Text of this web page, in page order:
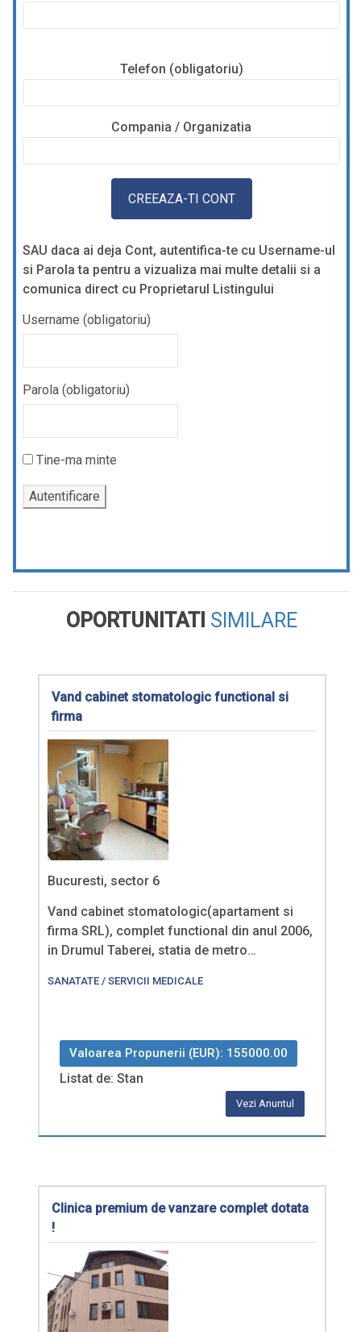
Telefon (obligatoriu)
Compania / Organizatia
SAU daca ai deja Cont, autentifica-te cu Username-ul
si Parola ta pentru a vizualiza mai multe detalii si a
comunica direct cu Proprietarul Listingului
Username (obligatoriu)
Parola (obligatoriu)
Tine-ma minte
OPORTUNITATI SIMILARE
Vand cabinet stomatologic functional si
firma
Bucuresti, sector 6
Vand cabinet stomatologic(apartament si
firma SRL), complet functional din anul 2006,
in Drumul Taberei, statia de metro…
SANATATE / SERVICII MEDICALE
Valoarea Propunerii (EUR): 155000.00
Listat de: Stan
Vezi Anuntul
Clinica premium de vanzare complet dotata
!